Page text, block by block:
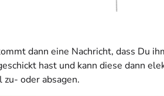
dann eine Nachricht, dass Du
hast und kann diese dann
oder absagen.